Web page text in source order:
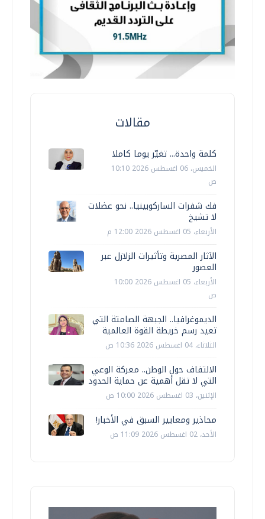
مقالات
كلمة واحدة... تغيّر يوما كاملا
الخميس، 06 اغسطس 2026 10:10
ص
فك شفرات الساركوبينيا.. نحو عضلات
لا تشيخ
الأربعاء، 05 اغسطس 2026 12:00 م
الآثار المصرية وتأثيرات الزلازل عبر
العصور
الأربعاء، 05 اغسطس 2026 10:00
ص
الديموغرافيا.. الجبهة الصامتة التي
تعيد رسم خريطة القوة العالمية
الثلاثاء، 04 اغسطس 2026 10:36 ص
الالتفاف حول الوطن.. معركة الوعي
التي لا تقل أهمية عن حماية الحدود
الإثنين، 03 اغسطس 2026 10:00 ص
محاذير ومعايير السبق في الأخبار!
الأحد، 02 اغسطس 2026 11:09 ص